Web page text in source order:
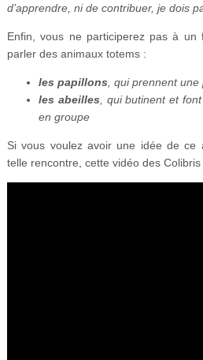
d’apprendre, ni de contribuer, je dois
Enfin, vous ne participerez pas à un
parler des animaux totems :
les papillons, qui prennent une
les abeilles, qui butinent et
en groupe
Si vous voulez avoir une idée de ce
telle rencontre, cette vidéo des Colibris